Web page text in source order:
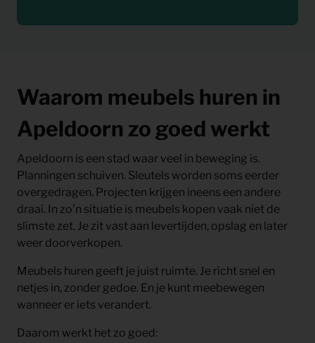
Waarom meubels huren in
Apeldoorn zo goed werkt
Apeldoorn is een stad waar veel in beweging is.
Planningen schuiven. Sleutels worden soms eerder
overgedragen. Projecten krijgen ineens een andere
draai. In zo’n situatie is meubels kopen vaak niet de
slimste zet. Je zit vast aan levertijden, opslag en later
weer doorverkopen.
Meubels huren geeft je juist ruimte. Je richt snel en
netjes in, zonder gedoe. En je kunt meebewegen
wanneer er iets verandert.
Daarom werkt het zo goed: